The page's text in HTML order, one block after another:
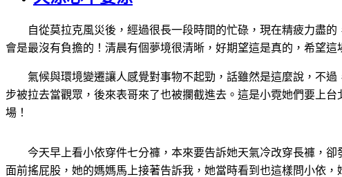
自從莫拉克風災後，經過很長一段時間的忙碌，現在精疲力盡
會是最沒有負擔的！清晨有個夢境很清晰，好期望這是真的，希望
氣候與環境變遷讓人感覺對事物不起勁，話雖然是這麼說，不
步被拉去當觀眾，後來表哥來了也被攔截進去。這是小霓她們要上
場！
今天早上看小依穿件七分褲，本來要告訴她天氣冷改穿長褲，
面前搖屁股，她的媽媽馬上接著告訴我，她當時看到也這樣問小依